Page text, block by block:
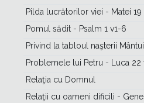
Pilda lucrătorilor viei - Matei 19
Pomul sădit - Psalm 1 v1-6
Privind la tabloul naşterii
Problemele lui Petru - Luca 22
Relaţia cu Domnul
Relaţii cu oameni dificili -